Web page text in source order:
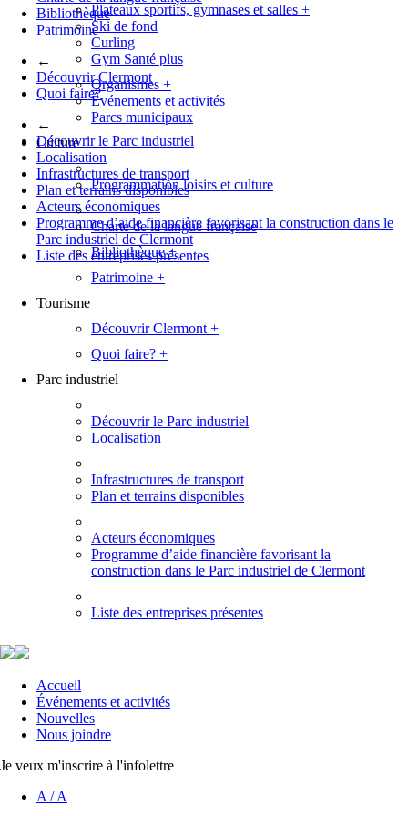
Bibliothèque
Patrimoine
←
Découvrir Clermont
Quoi faire?
←
Découvrir le Parc industriel
Localisation
Infrastructures de transport
Plan et terrains disponibles
Acteurs économiques
Programme d’aide financière favorisant la construction dans le
Parc industriel de Clermont
Liste des entreprises présentes
Plateaux sportifs, gymnases et salles +
Ski de fond
Curling
Gym Santé plus
Organismes +
Événements et activités
Parcs municipaux
Culture
Programmation loisirs et culture
Charte de la langue française
Bibliothèque+
Patrimoine +
Tourisme
Découvrir Clermont +
Quoi faire? +
Parc industriel
Découvrir le Parc industriel
Localisation
Infrastructures de transport
Plan et terrains disponibles
Acteurs économiques
Programme d’aide financière favorisant la
construction dans le Parc industriel de Clermont
Liste des entreprises présentes
Accueil
Événements et activités
Nouvelles
Nous joindre
Je veux m'inscrire à l'infolettre
A /A